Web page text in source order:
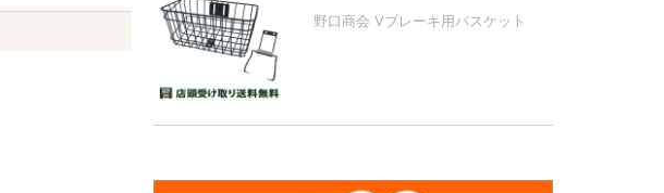
野口商会 Vブレーキ用バスケット